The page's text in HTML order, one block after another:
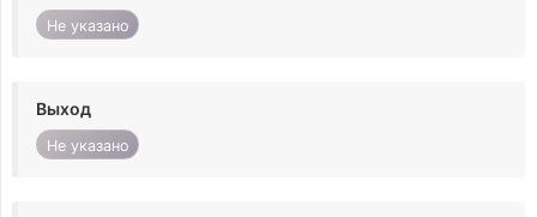
Не указано
Выход
Не указано